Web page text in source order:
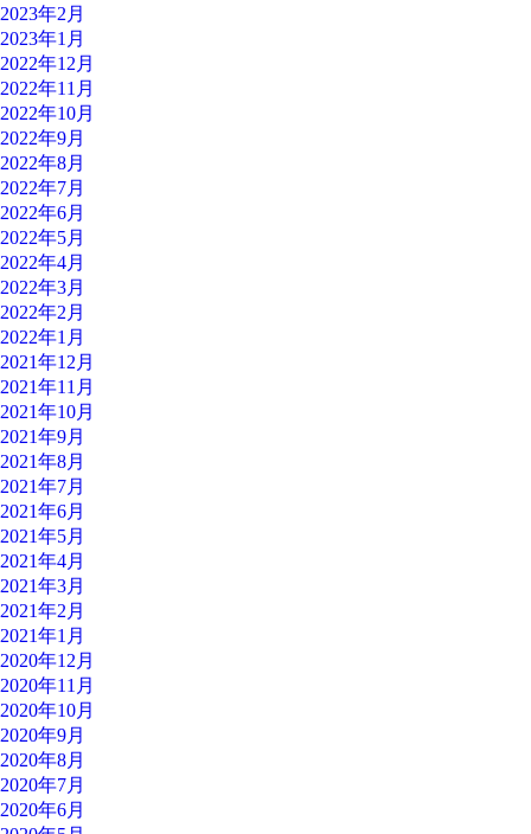
2023年2月
2023年1月
2022年12月
2022年11月
2022年10月
2022年9月
2022年8月
2022年7月
2022年6月
2022年5月
2022年4月
2022年3月
2022年2月
2022年1月
2021年12月
2021年11月
2021年10月
2021年9月
2021年8月
2021年7月
2021年6月
2021年5月
2021年4月
2021年3月
2021年2月
2021年1月
2020年12月
2020年11月
2020年10月
2020年9月
2020年8月
2020年7月
2020年6月